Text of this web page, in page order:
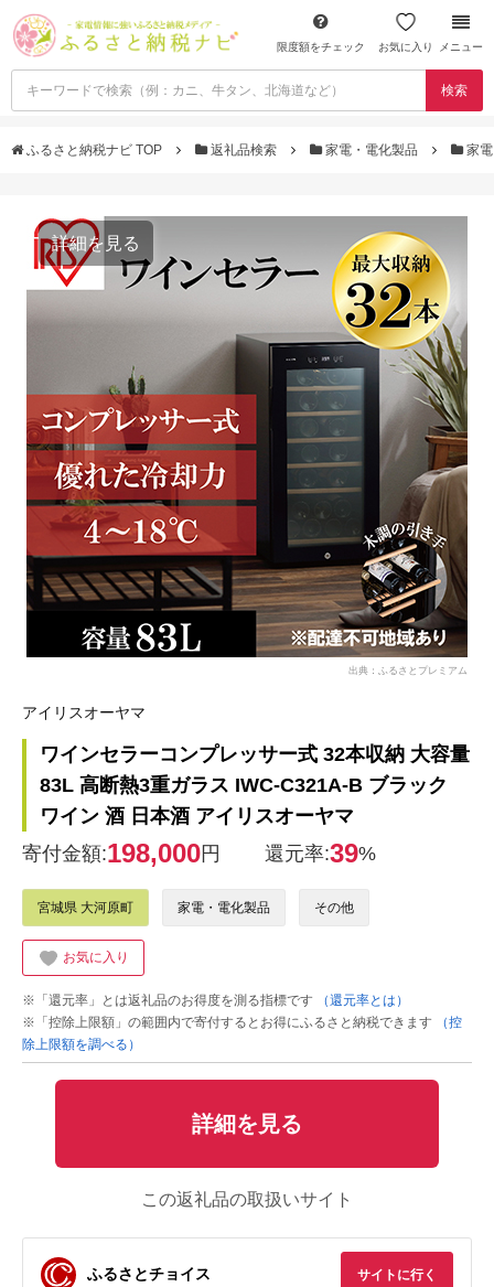
限度額をチェック お気に入り メニュー
検索
ふるさと納税ナビ TOP 返礼品検索 家電・電化製品 家電
詳細を見る
出典：ふるさとプレミアム
アイリスオーヤマ
ワインセラーコンプレッサー式 32本収納 大容量
83L 高断熱3重ガラス IWC-C321A-B ブラック
ワイン 酒 日本酒 アイリスオーヤマ
寄付金額:198,000円 還元率:39%
宮城県 大河原町 家電・電化製品 その他
お気に入り
※「還元率」とは返礼品のお得度を測る指標です
（還元率とは）
※「控除上限額」の範囲内で寄付するとお得にふるさと納税できます
（控
除上限額を調べる）
詳細を見る
この返礼品の取扱いサイト
ふるさとチョイス サイトに行く